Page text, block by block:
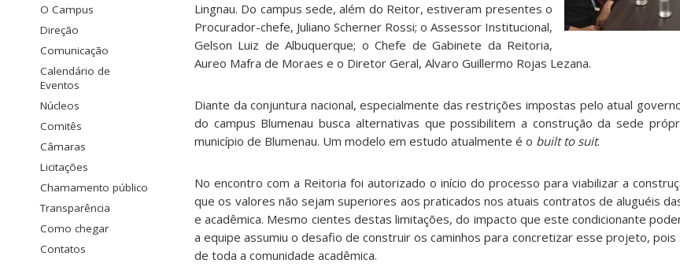
O Campus
Direção
Comunicação
Calendário de
Eventos
Núcleos
Comitês
Câmaras
Licitações
Chamamento público
Transparência
Como chegar
Contatos
Lingnau. Do campus sede, além do Reitor, estiveram presentes o
Procurador-chefe, Juliano Scherner Rossi; o Assessor Institucional,
Gelson Luiz de Albuquerque; o Chefe de Gabinete da Reitoria,
Aureo Mafra de Moraes e o Diretor Geral, Alvaro Guillermo Rojas Lezana.
Diante da conjuntura nacional, especialmente das restrições impostas pelo atual
do campus Blumenau busca alternativas que possibilitem a construção da sede
município de Blumenau. Um modelo em estudo atualmente é o built to suit.
No encontro com a Reitoria foi autorizado o início do processo para viabilizar a
que os valores não sejam superiores aos praticados nos atuais contratos de aluguéis
e acadêmica. Mesmo cientes destas limitações, do impacto que este condicionante
a equipe assumiu o desafio de construir os caminhos para concretizar esse projeto,
de toda a comunidade acadêmica.